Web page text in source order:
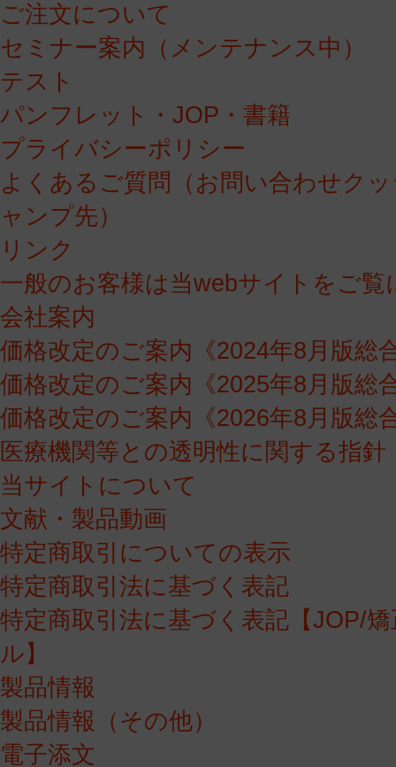
ご注文について
セミナー案内（メンテナンス中）
テスト
パンフレット・JOP・書籍
プライバシーポリシー
よくあるご質問（お問い合わせク
ャンプ先）
リンク
一般のお客様は当webサイトをご覧
会社案内
価格改定のご案内《2024年8月版総
価格改定のご案内《2025年8月版総
価格改定のご案内《2026年8月版総
医療機関等との透明性に関する指針
当サイトについて
文献・製品動画
特定商取引についての表示
特定商取引法に基づく表記
特定商取引法に基づく表記【JOP/
ル】
製品情報
製品情報（その他）
電子添文